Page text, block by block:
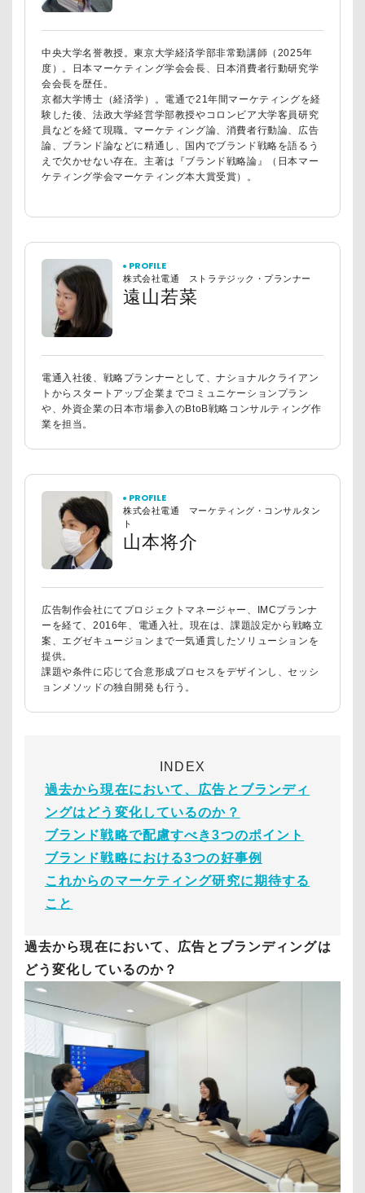
中央大学名誉教授。東京大学経済学部非常勤講師（ 2025年
度）。日本マーケティング学会会長、日本消費者行動研究学
会会長を歴任。
京都大学博士（経済学）。電通で21年間マーケティングを経
験した後、法政大学経営学部教授やコロンビア大学客員研究
員などを経て現職。​​マーケティング論、消費者行動論、広告
論、ブランド論などに精通し、国内でブランド戦略を語るう
えで欠かせない存在。主著は『ブランド戦略論』（日本マー
ケティング学会マーケティング本大賞受賞）。
PROFILE
株式会社電通 ストラテジック・プランナー
遠山若菜
電通入社後、戦略プランナーとして、ナショナルクライアン
トからスタートアップ企業までコミュニケーションプラン
や、外資企業の日本市場参入のBtoB戦略コンサルティング作
業を担当。
PROFILE
株式会社電通 マーケティング・コンサルタン
ト
山本将介
広告制作会社にてプロジェクトマネージャー、IMCプランナ
ーを経て、2016年、電通入社。現在は、課題設定から戦略立
案、エグゼキュージョンまで一気通貫したソリューションを
提供。
課題や条件に応じて合意形成プロセスをデザインし、セッシ
ョンメソッドの独自開発も行う。
INDEX
過去から現在において、広告とブランディ
ングはどう変化しているのか？
ブランド戦略で配慮すべき3つのポイント
ブランド戦略における3つの好事例
これからのマーケティング研究に期待する
こと
過去から現在において、広告とブランディングは
どう変化しているのか？